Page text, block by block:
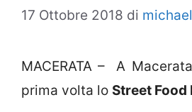
17 Ottobre 2018 di michael
MACERATA – A
prima volta lo Street Food